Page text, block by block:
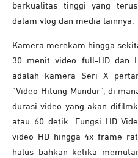
berkualitas tinggi yang
dalam vlog dan media lainnya.
Kamera merekam hingga
30 menit video full-HD dan
adalah kamera Seri X
“Video Hitung Mundur”, di
durasi video yang akan
atau 60 detik. Fungsi HD
video HD hingga 4x frame
halus bahkan ketika